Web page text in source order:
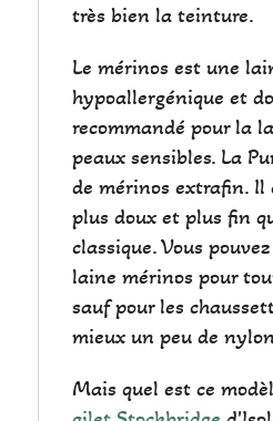
très bien la teinture.
Le mérinos est une
hypoallergénique et
recommandé pour la
peaux sensibles. La
de mérinos extrafin. Il
plus doux et plus fin
classique. Vous
laine mérinos pour
sauf pour les
mieux un peu de
Mais quel est ce